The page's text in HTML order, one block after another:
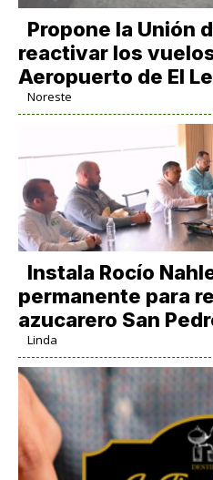
Propone la Unión
reactivar los
Aeropuerto de El
Noreste
Instala Rocío
permanente para
azucarero San
Linda